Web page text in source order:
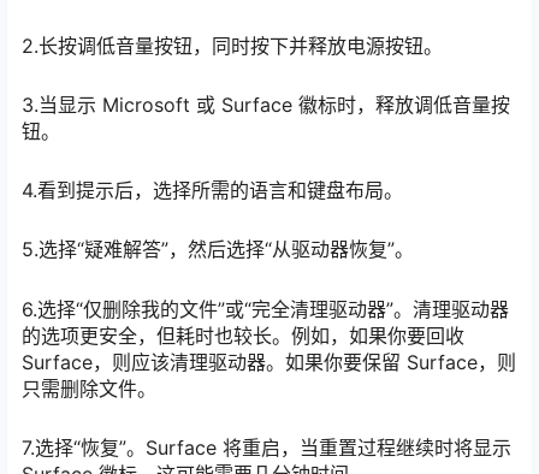
2.长按调低音量按钮，同时按下并释放电源按钮。
3.当显示 Microsoft 或 Surface 徽标时，释放调低音量按
钮。
4.看到提示后，选择所需的语言和键盘布局。
5.选择“疑难解答”，然后选择“从驱动器恢复”。
6.选择“仅删除我的文件”或“完全清理驱动器”。清理驱动器
的选项更安全，但耗时也较长。例如，如果你要回收
Surface，则应该清理驱动器。如果你要保留 Surface，则
只需删除文件。
7.选择“恢复”。Surface 将重启，当重置过程继续时将显示